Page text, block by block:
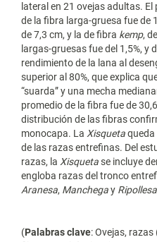
lateral en 21 ovejas adultas.
de la fibra larga-gruesa fue de
de 7,3 cm, y la de fibra kemp,
largas-gruesas fue del 1,5%, y
rendimiento de la lana al
superior al 80%, que explica
“suarda” y una mecha
promedio de la fibra fue de
distribución de las fibras
monocapa. La Xisqueta
de las razas entrefinas. Del
razas, la Xisquetase incluye
engloba razas del tronco
Aranesa, Manchegay Ripollesa
(Palabras clave: Ovejas,